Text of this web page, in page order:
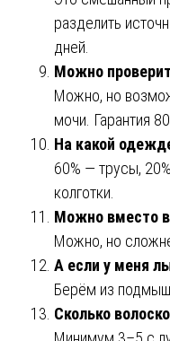
разделить
дней.
Можно
Можно, но
мочи. Гарантия
На какой
60% — трусы,
колготки.
Можно вместо
Можно, но
А если у меня
Берём из
Сколько